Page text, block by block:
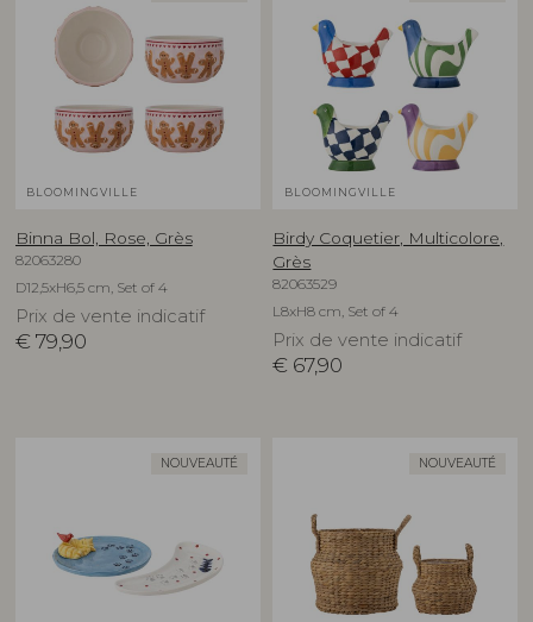
BLOOMINGVILLE
Binna Bol, Rose, Grès
82063280
D12,5xH6,5 cm, Set of 4
Prix de vente indicatif
€ 79,90
BLOOMINGVILLE
Birdy Coquetier, Multicolore,
Grès
82063529
L8xH8 cm, Set of 4
Prix de vente indicatif
€ 67,90
NOUVEAUTÉ NOUVEAUTÉ